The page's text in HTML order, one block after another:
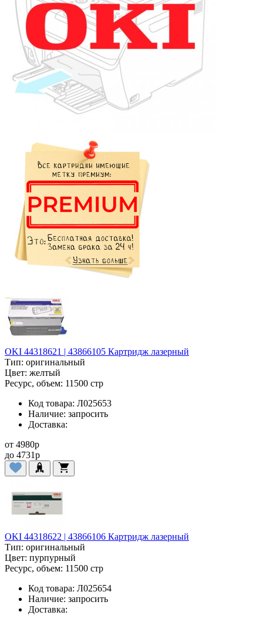
OKI 44318621 | 43866105 Картридж лазерный
Тип: оригинальный
Цвет: желтый
Ресурс, объем: 11500 стр
Код товара: Л025653
Наличие: запросить
Доставка:
от 4980p
до 4731p
OKI 44318622 | 43866106 Картридж лазерный
Тип: оригинальный
Цвет: пурпурный
Ресурс, объем: 11500 стр
Код товара: Л025654
Наличие: запросить
Доставка: